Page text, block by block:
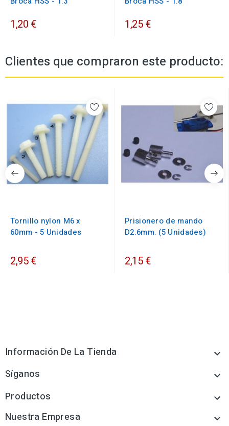
1,20 € 1,25 €
Clientes que compraron este producto:
Tornillo nylon M6 x
60mm - 5 Unidades
2,95 €
Prisionero de mando
D2.6mm. (5 Unidades)
2,15 €
Información De La Tienda 
Síganos 
Productos 
Nuestra Empresa 